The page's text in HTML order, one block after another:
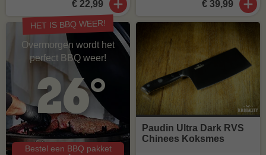
€ 22,99 € 39,99
Paudin Ultra Dark RVS
Chinees Koksmes
HET IS BBQ WEER!
Overmorgen wordt het
perfect BBQ weer!
26°
Bestel een BBQ pakket